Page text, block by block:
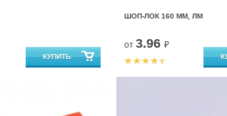
ШОП-ЛОК 160 ММ, ЛМ
от 3.96 ₽